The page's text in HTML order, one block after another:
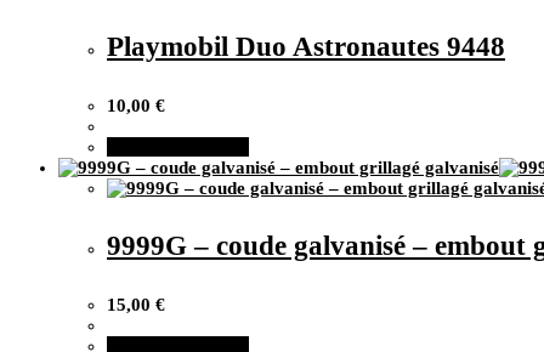
Playmobil Duo Astronautes 9448
10,00 €
9999G – coude galvanisé – embout
15,00 €